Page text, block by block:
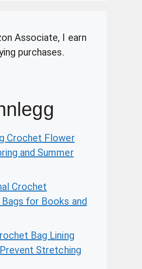
Associate, I earn
purchases.
Crochet Flower
and Summer
Crochet
for Books and
Bag Lining
Stretching